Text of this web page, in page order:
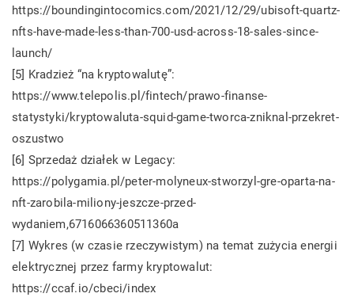
https://boundingintocomics.com/2021/12/29/ubisoft-quartz-
nfts-have-made-less-than-700-usd-across-18-sales-since-
launch/
[5] Kradzież “na kryptowalutę”:
https://www.telepolis.pl/fintech/prawo-finanse-
statystyki/kryptowaluta-squid-game-tworca-zniknal-przekret-
oszustwo
[6] Sprzedaż działek w Legacy:
https://polygamia.pl/peter-molyneux-stworzyl-gre-oparta-na-
nft-zarobila-miliony-jeszcze-przed-
wydaniem,6716066360511360a
[7] Wykres (w czasie rzeczywistym) na temat zużycia energii
elektrycznej przez farmy kryptowalut:
https://ccaf.io/cbeci/index